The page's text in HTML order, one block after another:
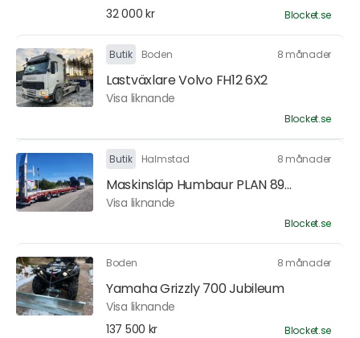
32 000 kr
Blocket.se
Butik Boden 8 månader
Lastväxlare Volvo FH12 6X2
Visa liknande
Blocket.se
Butik Halmstad 8 månader
Maskinsläp Humbaur PLAN 89...
Visa liknande
Blocket.se
Boden 8 månader
Yamaha Grizzly 700 Jubileum
Visa liknande
137 500 kr
Blocket.se